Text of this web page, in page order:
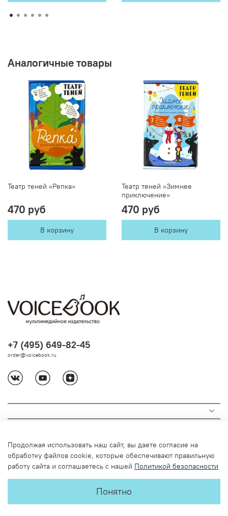
Аналогичные товары
Театр теней «Репка»
470 руб
В корзину
Театр теней «Зимнее
приключение»
470 руб
В корзину
+7 (495) 649-82-45
order@voicebook.ru
Продолжая использовать наш сайт, вы даете согласие на
обработку файлов cookie, которые обеспечивают правильную
работу сайта и соглашаетесь с нашей Политикой безопасности
Понятно